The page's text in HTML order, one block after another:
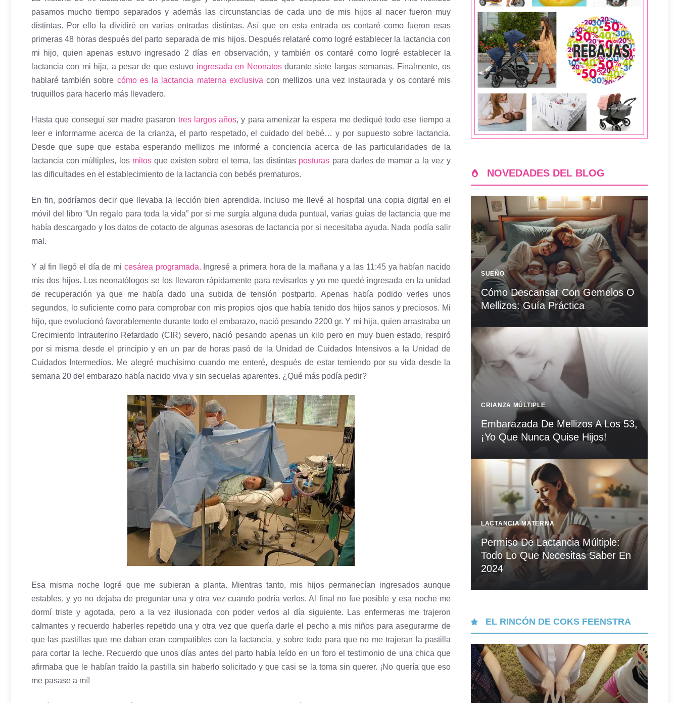
pasamos mucho tiempo separados y además las circunstancias de cada uno de mis hijos al nacer fueron muy
distintas. Por ello la dividiré en varias entradas distintas. Así que en esta entrada os contaré como fueron esas
primeras 48 horas después del parto separada de mis hijos. Después relataré como logré establecer la lactancia con
mi hijo, quien apenas estuvo ingresado 2 días en observación, y también os contaré como logré establecer la
lactancia con mi hija, a pesar de que estuvo ingresada en Neonatosdurante siete largas semanas. Finalmente, os
hablaré también sobre cómo es la lactancia materna exclusiva con mellizos una vez instaurada y os contaré mis
truquillos para hacerlo más llevadero.
Hasta que conseguí ser madre pasaron tres largos años, y para amenizar la espera me dediqué todo ese tiempo a
leer e informarme acerca de la crianza, el parto respetado, el cuidado del bebé… y por supuesto sobre lactancia.
Desde que supe que estaba esperando mellizos me informé a conciencia acerca de las particularidades de la
lactancia con múltiples, los mitosque existen sobre el tema, las distintas posturas para darles de mamar a la vez y
las dificultades en el establecimiento de la lactancia con bebés prematuros.
En fin, podríamos decir que llevaba la lección bien aprendida. Incluso me llevé al hospital una copia digital en el
móvil del libro “Un regalo para toda la vida” por si me surgía alguna duda puntual, varias guías de lactancia que me
había descargado y los datos de cotacto de algunas asesoras de lactancia por si necesitaba ayuda. Nada podía salir
mal.
Y al fin llegó el día de mi cesárea programada. Ingresé a primera hora de la mañana y a las 11:45 ya habían nacido
mis dos hijos. Los neonatólogos se los llevaron rápidamente para revisarlos y yo me quedé ingresada en la unidad
de recuperación ya que me había dado una subida de tensión postparto. Apenas había podido verles unos
segundos, lo suficiente como para comprobar con mis propios ojos que había tenido dos hijos sanos y preciosos. Mi
hijo, que evolucionó favorablemente durante todo el embarazo, nació pesando 2200 gr. Y mi hija, quien arrastraba un
Crecimiento Intrauterino Retardado (CIR) severo, nació pesando apenas un kilo pero en muy buen estado, respiró
por si misma desde el principio y en un par de horas pasó de la Unidad de Cuidados Intensivos a la Unidad de
Cuidados Intermedios. Me alegré muchísimo cuando me enteré, después de estar temiendo por su vida desde la
semana 20 del embarazo había nacido viva y sin secuelas aparentes. ¿Qué más podía pedir?
Esa misma noche logré que me subieran a planta. Mientras tanto, mis hijos permanecían ingresados aunque
estables, y yo no dejaba de preguntar una y otra vez cuando podría verlos. Al final no fue posible y esa noche me
dormí triste y agotada, pero a la vez ilusionada con poder verlos al día siguiente. Las enfermeras me trajeron
calmantes y recuerdo haberles repetido una y otra vez que quería darle el pecho a mis niños para asegurarme de
que las pastillas que me daban eran compatibles con la lactancia, y sobre todo para que no me trajeran la pastilla
para cortar la leche. Recuerdo que unos días antes del parto había leído en un foro el testimonio de una chica que
afirmaba que le habían traído la pastilla sin haberlo solicitado y que casi se la toma sin querer. ¡No quería que eso
me pasase a mí!
NOVEDADES DEL BLOG
SUEÑO
Cómo Descansar Con Gemelos O
Mellizos: Guía Práctica
CRIANZA MÚLTIPLE
Embarazada De Mellizos A Los 53,
¡Yo Que Nunca Quise Hijos!
LACTANCIA MATERNA
Permiso De Lactancia Múltiple:
Todo Lo Que Necesitas Saber En
2024
EL RINCÓN DE COKS FEENSTRA